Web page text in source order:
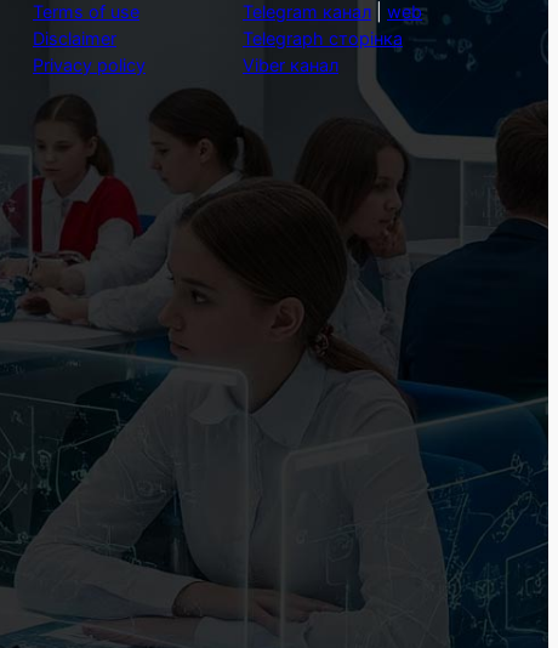
Terms of use
Disclaimer
Privacy policy
Telegram канал
web
Telegraph сторінка
Viber канал